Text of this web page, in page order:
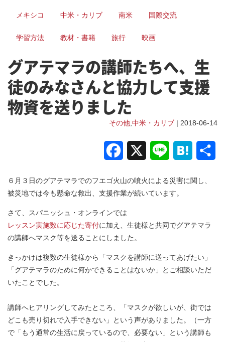
メキシコ 中米・カリブ 南米 国際交流
学習方法 教材・書籍 旅行 映画
グアテマラの講師たちへ、生
徒のみなさんと協力して支援
物資を送りました
その他 中米・カリブ | 2018-06-14
Facebook Line Hatena
６月３日のグアテマラでのフエゴ火山の噴火による災害に関し、
被災地では今も懸命な救出、支援作業が続いています。
さて、スパニッシュ・オンラインでは
レッスン実施数に応じた寄付に加え、生徒様と共同でグアテマラ
の講師へマスク等を送ることにしました。
きっかけは複数の生徒様から「マスクを講師に送ってあげたい」
「グアテマラのために何かできることはないか」とご相談いただ
いたことでした。
講師へヒアリングしてみたところ、「マスクが欲しいが、街では
どこも売り切れで入手できない」という声がありました。（一方
で「もう通常の生活に戻っているので、必要ない」という講師も